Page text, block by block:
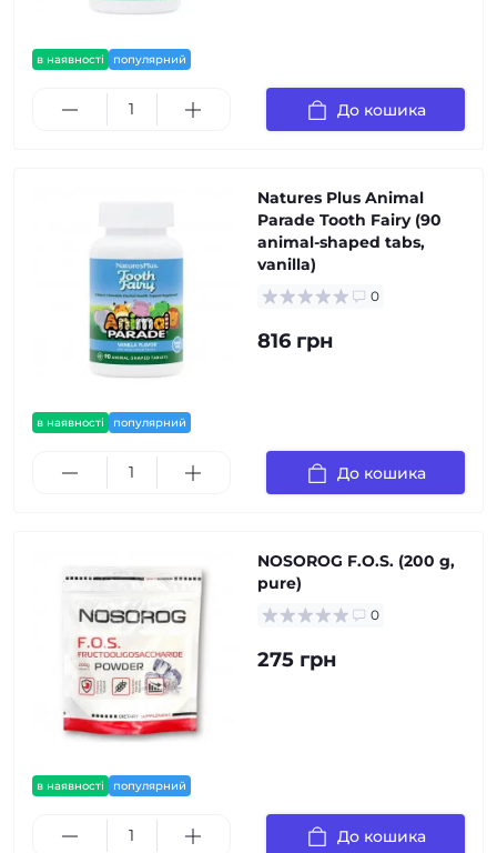
в наявності популярний
До кошика
в наявності популярний
Natures Plus Animal
Parade Tooth Fairy (90
animal-shaped tabs,
vanilla)
0
816 грн
До кошика
в наявності популярний
NOSOROG F.O.S. (200 g,
pure)
0
275 грн
До кошика